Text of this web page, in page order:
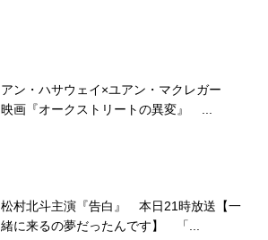
アン・ハサウェイ×ユアン・マクレガー
映画『オークストリートの異変』 ...
松村北斗主演『告白』 本日21時放送【一
緒に来るの夢だったんです】 「...